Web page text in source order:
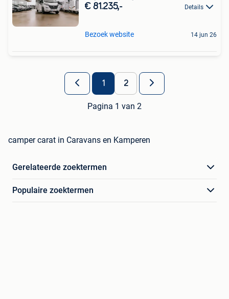
€ 81.235,- Details
Bezoek website 14 jun 26
1 2
Pagina 1 van 2
camper carat in Caravans en Kamperen
Gerelateerde zoektermen
Populaire zoektermen